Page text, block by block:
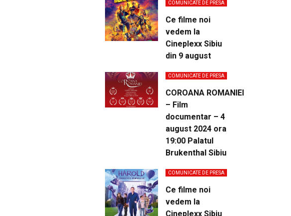
COMUNICATE DE PRESA
Ce filme noi
vedem la
Cineplexx Sibiu
din 9 august
COMUNICATE DE PRESA
COROANA ROMANIEI
– Film
documentar – 4
august 2024 ora
19:00 Palatul
Brukenthal Sibiu
COMUNICATE DE PRESA
Ce filme noi
vedem la
Cineplexx Sibiu